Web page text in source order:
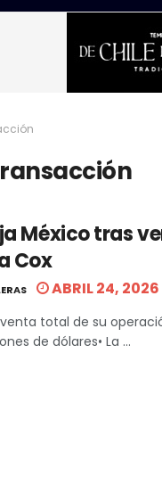
México tras
Cox
ABRIL 24, 2026
total de su
de dólares• La ...